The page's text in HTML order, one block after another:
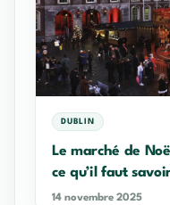
DUBLIN
Le marché de
ce qu’il faut
14 novembre 2025